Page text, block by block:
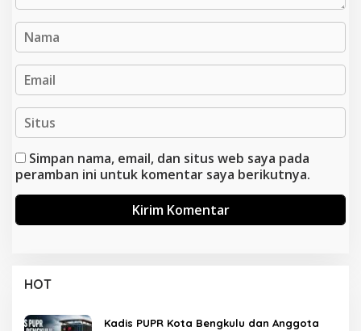
Simpan nama, email, dan situs web saya pada
peramban ini untuk komentar saya berikutnya.
HOT
Kadis PUPR Kota Bengkulu dan Anggota